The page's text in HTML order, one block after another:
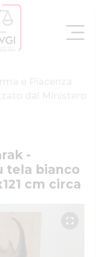
-
tela bianco
cm circa